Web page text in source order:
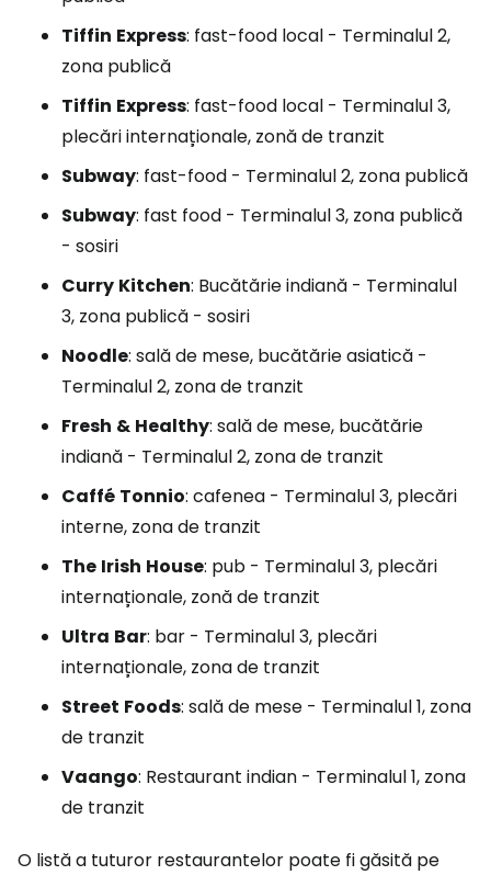
Tiffin Express: fast-food local - Terminalul 2,
zona publică
Tiffin Express: fast-food local - Terminalul 3,
plecări internaționale, zonă de tranzit
Subway: fast-food - Terminalul 2, zona publică
Subway: fast food - Terminalul 3, zona publică
- sosiri
Curry Kitchen: Bucătărie indiană - Terminalul
3, zona publică - sosiri
Noodle: sală de mese, bucătărie asiatică -
Terminalul 2, zona de tranzit
Fresh & Healthy: sală de mese, bucătărie
indiană - Terminalul 2, zona de tranzit
Caffé Tonnio: cafenea - Terminalul 3, plecări
interne, zona de tranzit
The Irish House: pub - Terminalul 3, plecări
internaționale, zonă de tranzit
Ultra Bar: bar - Terminalul 3, plecări
internaționale, zona de tranzit
Street Foods: sală de mese - Terminalul 1, zona
de tranzit
Vaango: Restaurant indian - Terminalul 1, zona
de tranzit
O listă a tuturor restaurantelor poate fi găsită pe